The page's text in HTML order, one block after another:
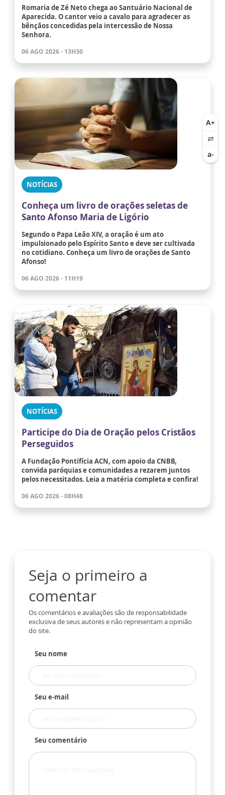
Romaria de Zé Neto chega ao Santuário Nacional de
Aparecida. O cantor veio a cavalo para agradecer as
bênçãos concedidas pela intercessão de Nossa
Senhora.
06 AGO 2026 - 13H30
NOTÍCIAS
Conheça um livro de orações seletas de
Santo Afonso Maria de Ligório
Segundo o Papa Leão XIV, a oração é um ato
impulsionado pelo Espírito Santo e deve ser cultivada
no cotidiano. Conheça um livro de orações de Santo
Afonso!
06 AGO 2026 - 11H19
NOTÍCIAS
Participe do Dia de Oração pelos Cristãos
Perseguidos
A Fundação Pontifícia ACN, com apoio da CNBB,
convida paróquias e comunidades a rezarem juntos
pelos necessitados. Leia a matéria completa e confira!
06 AGO 2026 - 08H48
Seja o primeiro a
comentar
Os comentários e avaliações são de responsabilidade
exclusiva de seus autores e não representam a opinião
do site.
Seu nome
Seu e-mail
Seu comentário